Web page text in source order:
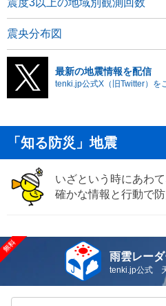
震央分布図
最新の地震情報を配信
tenki.jp公式X（旧Twitter）を
「知る防災」地震
いざという時にあわ
確かな情報と行動で
雨雲レーダ
tenki.jp公式